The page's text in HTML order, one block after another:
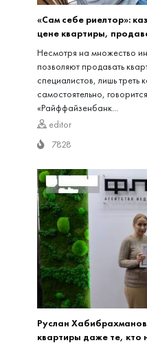
«Сам себе риелтор»:
цене квартиры,
Несмотря на множество
позволяют продавать
специалистов, лишь треть
самостоятельно,
«Райффайзенбанк...
editor
7828
Руслан
квартиры даже те, кто